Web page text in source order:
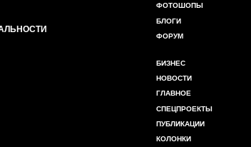
ФОТОШОПЫ
БЛОГИ
ФОРУМ
БИЗНЕС
НОВОСТИ
ГЛАВНОЕ
СПЕЦПРОЕКТЫ
ПУБЛИКАЦИИ
КОЛОНКИ